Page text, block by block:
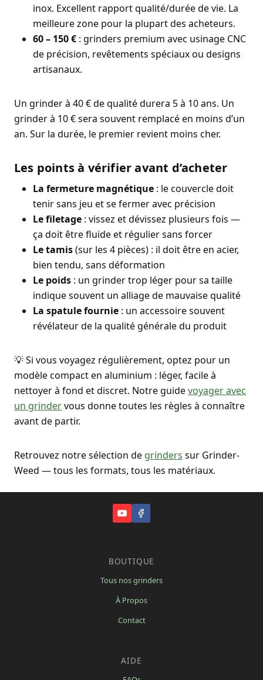
inox. Excellent rapport qualité/durée de vie. La
meilleure zone pour la plupart des acheteurs.
60 – 150 € : grinders premium avec usinage CNC
de précision, revêtements spéciaux ou designs
artisanaux.
Un grinder à 40 € de qualité durera 5 à 10 ans. Un
grinder à 10 € sera souvent remplacé en moins d’un
an. Sur la durée, le premier revient moins cher.
Les points à vérifier avant d’acheter
La fermeture magnétique : le couvercle doit
tenir sans jeu et se fermer avec précision
Le filetage : vissez et dévissez plusieurs fois —
ça doit être fluide et régulier sans forcer
Le tamis(sur les 4 pièces) : il doit être en acier,
bien tendu, sans déformation
Le poids : un grinder trop léger pour sa taille
indique souvent un alliage de mauvaise qualité
La spatule fournie : un accessoire souvent
révélateur de la qualité générale du produit
💡 Si vous voyagez régulièrement, optez pour un
modèle compact en aluminium : léger, facile à
nettoyer à fond et discret. Notre guidevoyager avec
un grindervous donne toutes les règles à connaître
avant de partir.
Retrouvez notre sélection de grinders sur Grinder-
Weed — tous les formats, tous les matériaux.
BOUTIQUE
Tous nos grinders
À Propos
Contact
AIDE